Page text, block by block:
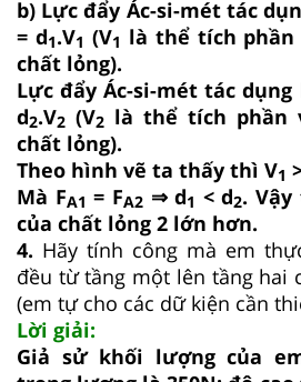
b) Lực đẩy Ác-si-mét tác
= d1.V1 (V1 là thể tích
chất lỏng).
Lực đẩy Ác-si-mét tác
d2.V2 (V2 là thể tích phần
chất lỏng).
Theo hình vẽ ta thấy thì V1
Mà FA1 = FA2⇒ d1 < d2.
của chất lỏng 2 lớn hơn.
4. Hãy tính công mà em
đều từ tầng một lên tầng hai
(em tự cho các dữ kiện cần
Lời giải:
Giả sử khối lượng của